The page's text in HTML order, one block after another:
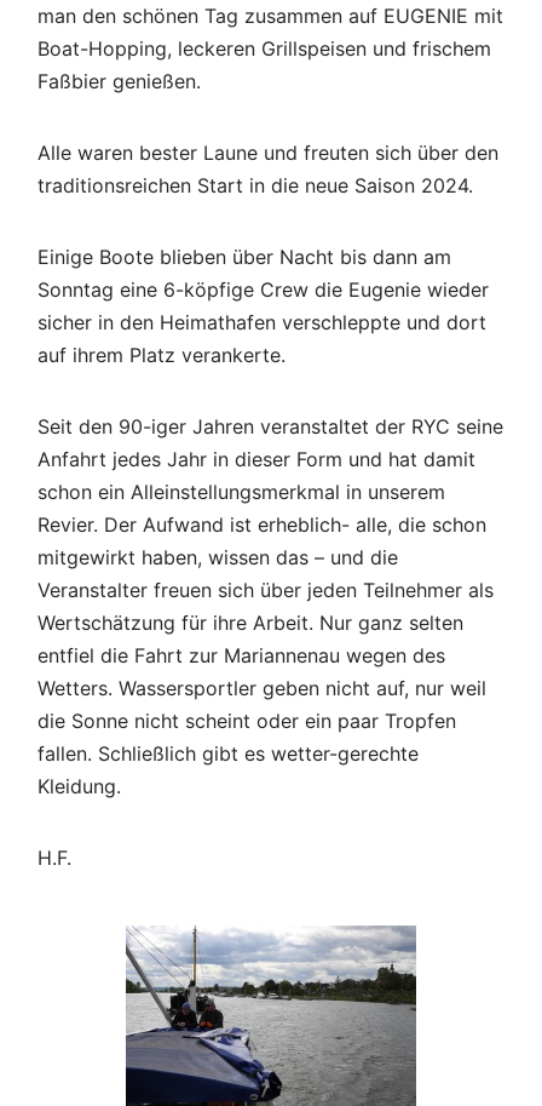
man den schönen Tag zusammen auf EUGENIE mit
Boat-Hopping, leckeren Grillspeisen und frischem
Faßbier genießen.
Alle waren bester Laune und freuten sich über den
traditionsreichen Start in die neue Saison 2024.
Einige Boote blieben über Nacht bis dann am
Sonntag eine 6-köpfige Crew die Eugenie wieder
sicher in den Heimathafen verschleppte und dort
auf ihrem Platz verankerte.
Seit den 90-iger Jahren veranstaltet der RYC seine
Anfahrt jedes Jahr in dieser Form und hat damit
schon ein Alleinstellungsmerkmal in unserem
Revier. Der Aufwand ist erheblich- alle, die schon
mitgewirkt haben, wissen das – und die
Veranstalter freuen sich über jeden Teilnehmer als
Wertschätzung für ihre Arbeit. Nur ganz selten
entfiel die Fahrt zur Mariannenau wegen des
Wetters. Wassersportler geben nicht auf, nur weil
die Sonne nicht scheint oder ein paar Tropfen
fallen. Schließlich gibt es wetter-gerechte
Kleidung.
H.F.